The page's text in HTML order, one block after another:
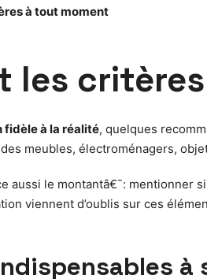
à tout moment
les
fidèle à la réalité, quelques
meubles, électroménagers,
aussi le montantâ€¯: mentionner
viennent d’oublis sur ces
à